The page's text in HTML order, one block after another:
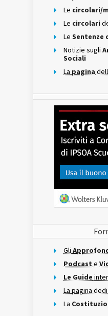
Le circolari/
Le circolari
Le Sentenze
Notizie sugli
Sociali
La pagina
Gli
Podcast e
Le Guide
La pagina
La